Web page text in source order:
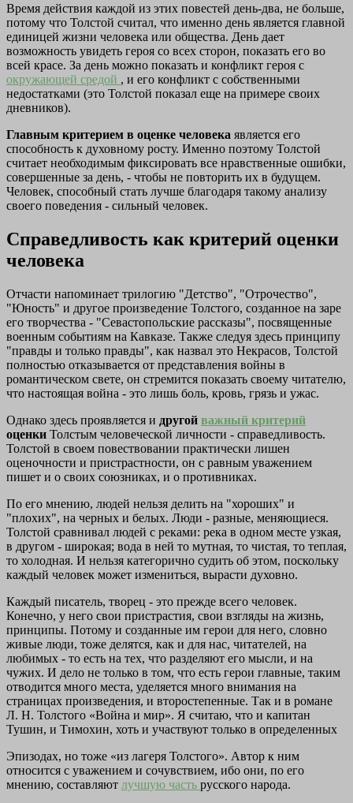
Время действия каждой из этих повестей день-два, не больше,
потому что Толстой считал, что именно день является главной
единицей жизни человека или общества. День дает
возможность увидеть героя со всех сторон, показать его во
всей красе. За день можно показать и конфликт героя с
окружающей средой , и его конфликт с собственными
недостатками (это Толстой показал еще на примере своих
дневников).
Главным критерием в оценке человека является его
способность к духовному росту. Именно поэтому Толстой
считает необходимым фиксировать все нравственные ошибки,
совершенные за день, - чтобы не повторить их в будущем.
Человек, способный стать лучше благодаря такому анализу
своего поведения - сильный человек.
Справедливость как критерий оценки
человека
Отчасти напоминает трилогию "Детство", "Отрочество",
"Юность" и другое произведение Толстого, созданное на заре
его творчества - "Севастопольские рассказы", посвященные
военным событиям на Кавказе. Также следуя здесь принципу
"правды и только правды", как назвал это Некрасов, Толстой
полностью отказывается от представления войны в
романтическом свете, он стремится показать своему читателю,
что настоящая война - это лишь боль, кровь, грязь и ужас.
Однако здесь проявляется и другой важный критерий
оценки Толстым человеческой личности - справедливость.
Толстой в своем повествовании практически лишен
оценочности и пристрастности, он с равным уважением
пишет и о своих союзниках, и о противниках.
По его мнению, людей нельзя делить на "хороших" и
"плохих", на черных и белых. Люди - разные, меняющиеся.
Толстой сравнивал людей с реками: река в одном месте узкая,
в другом - широкая; вода в ней то мутная, то чистая, то теплая,
то холодная. И нельзя категорично судить об этом, поскольку
каждый человек может измениться, вырасти духовно.
Каждый писатель, творец - это прежде всего человек.
Конечно, у него свои пристрастия, свои взгляды на жизнь,
принципы. Потому и созданные им герои для него, словно
живые люди, тоже делятся, как и для нас, читателей, на
любимых - то есть на тех, что разделяют его мысли, и на
чужих. И дело не только в том, что есть герои главные, таким
отводится много места, уделяется много внимания на
страницах произведения, и второстепенные. Так и в романе
Л. Н. Толстого «Война и мир». Я считаю, что и капитан
Тушин, и Тимохин, хоть и участвуют только в определенных
Эпизодах, но тоже «из лагеря Толстого». Автор к ним
относится с уважением и сочувствием, ибо они, по его
мнению, составляют лучшую часть русского народа.